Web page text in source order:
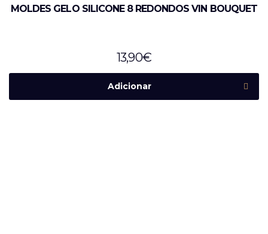
MOLDES GELO SILICONE 8 REDONDOS VIN BOUQUET
13,90€
Adicionar